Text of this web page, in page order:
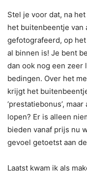
Stel je voor dat, na
het buitenbeentje van
gefotografeerd, op
al binnen is! Je bent
dan ook nog een zeer
bedingen. Over het
krijgt het
‘prestatiebonus’,
lopen? Er is alleen
bieden vanaf prijs nu
gevoel getoetst aan
Laatst kwam ik als